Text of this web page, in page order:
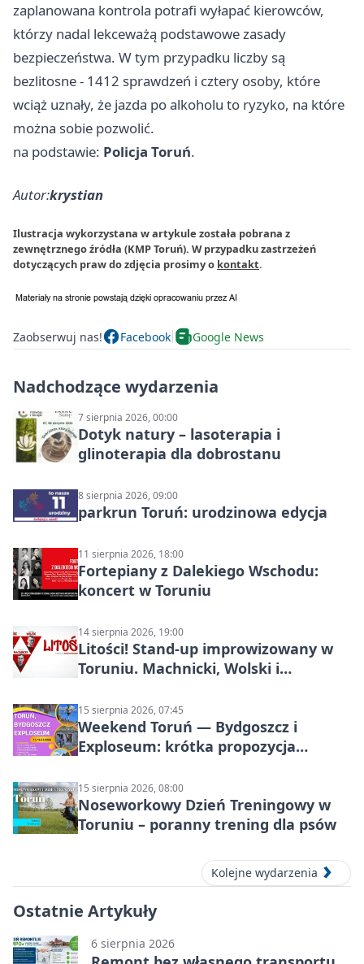
zaplanowana kontrola potrafi wyłapać kierowców,
którzy nadal lekceważą podstawowe zasady
bezpieczeństwa. W tym przypadku liczby są
bezlitosne - 1412 sprawdzeń i cztery osoby, które
wciąż uznały, że jazda po alkoholu to ryzyko, na które
można sobie pozwolić.
na podstawie: Policja Toruń.
Autor:krystian
Ilustracja wykorzystana w artykule została pobrana z
zewnętrznego źródła (KMP Toruń). W przypadku zastrzeżeń
dotyczących praw do zdjęcia prosimy o kontakt.
Zaobserwuj nas! Facebook Google News
Nadchodzące wydarzenia
7 sierpnia 2026, 00:00
Dotyk natury – lasoterapia i
glinoterapia dla dobrostanu
8 sierpnia 2026, 09:00
parkrun Toruń: urodzinowa edycja
11 sierpnia 2026, 18:00
Fortepiany z Dalekiego Wschodu:
koncert w Toruniu
14 sierpnia 2026, 19:00
Litości! Stand-up improwizowany w
Toruniu. Machnicki, Wolski i
15 sierpnia 2026, 07:45
Weekend Toruń — Bydgoszcz i
Exploseum: krótka propozycja
15 sierpnia 2026, 08:00
Noseworkowy Dzień Treningowy w
Toruniu – poranny trening dla psów
Kolejne wydarzenia
Ostatnie Artykuły
6 sierpnia 2026